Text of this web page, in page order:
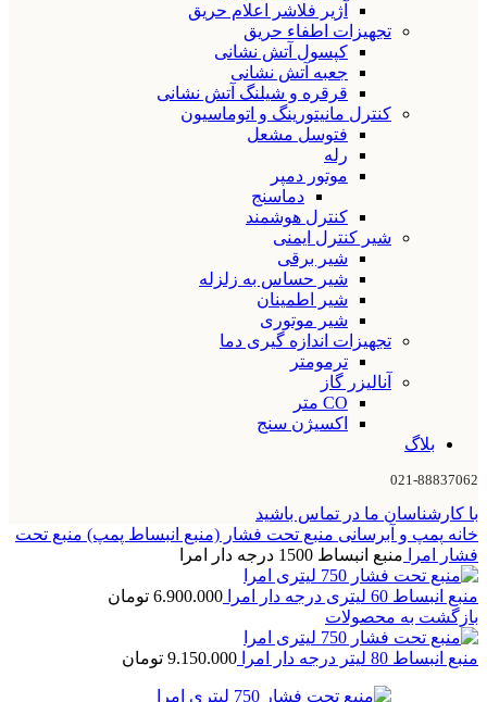
آژیر فلاشر اعلام حریق
تجهیزات اطفاء حریق
کپسول آتش نشانی
جعبه آتش نشانی
قرقره و شیلنگ آتش نشانی
کنترل مانیتورینگ و اتوماسیون
فتوسل مشعل
رله
موتور دمپر
دماسنج
کنترل هوشمند
شیر کنترل ایمنی
شیر برقی
شیر حساس به زلزله
شیر اطمینان
شیر موتوری
تجهیزات اندازه گیری دما
ترمومتر
آنالیزر گاز
CO متر
اکسیژن سنج
بلاگ
021-88837062
با کارشناسان ما در تماس باشید
خانه پمپ و آبرسانی منبع تحت فشار (منبع انبساط پمپ) منبع تحت
فشار امرا منبع انبساط 1500 درجه دار امرا
منبع انبساط 60 لیتری درجه دار امرا 6.900.000 تومان
بازگشت به محصولات
منبع انبساط 80 لیتر درجه دار امرا 9.150.000 تومان